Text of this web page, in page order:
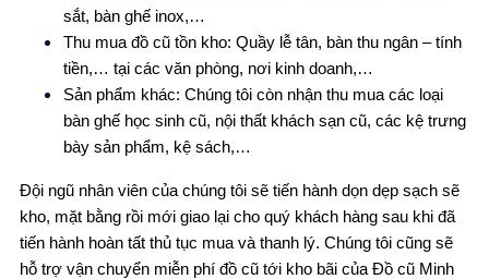
sắt, bàn ghế inox,…
Thu mua đồ cũ tồn kho: Quầy lễ tân, bàn thu ngân – tính
tiền,… tại các văn phòng, nơi kinh doanh,…
Sản phẩm khác: Chúng tôi còn nhận thu mua các loại
bàn ghế học sinh cũ, nội thất khách sạn cũ, các kệ trưng
bày sản phẩm, kệ sách,…
Đội ngũ nhân viên của chúng tôi sẽ tiến hành dọn dẹp sạch sẽ
kho, mặt bằng rồi mới giao lại cho quý khách hàng sau khi đã
tiến hành hoàn tất thủ tục mua và thanh lý. Chúng tôi cũng sẽ
hỗ trợ vận chuyển miễn phí đồ cũ tới kho bãi của Đồ cũ Minh